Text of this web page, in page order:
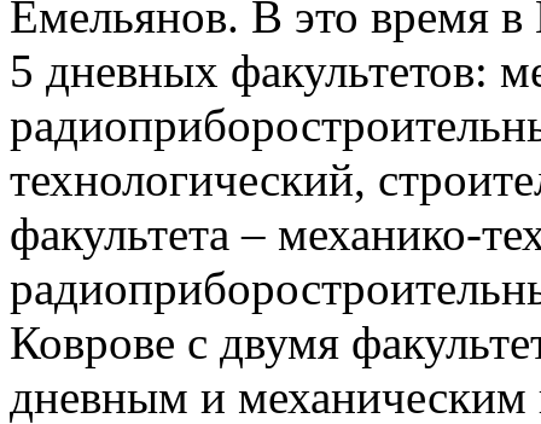
Емельянов. В это время
5 дневных факультетов:
технологический,
факультета – механико-
Коврове с двумя
дневным и механическим